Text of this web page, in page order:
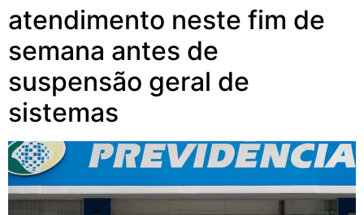
atendimento neste fim de
semana antes de
suspensão geral de
sistemas